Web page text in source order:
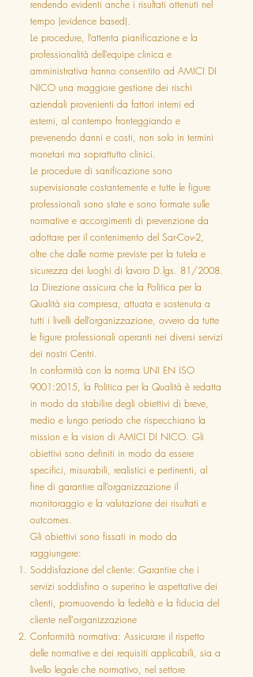
rendendo evidenti anche i risultati ottenuti nel
tempo (evidence based).
Le procedure, l’attenta pianificazione e la
professionalità dell’equipe clinica e
amministrativa hanno consentito ad AMICI DI
NICO una maggiore gestione dei rischi
aziendali provenienti da fattori interni ed
esterni, al contempo fronteggiando e
prevenendo danni e costi, non solo in termini
monetari ma soprattutto clinici.
Le procedure di sanificazione sono
supervisionate costantemente e tutte le figure
professionali sono state e sono formate sulle
normative e accorgimenti di prevenzione da
adottare per il contenimento del Sar-Cov-2,
oltre che dalle norme previste per la tutela e
sicurezza dei luoghi di lavoro D.lgs. 81/2008.
La Direzione assicura che la Politica per la
Qualità sia compresa, attuata e sostenuta a
tutti i livelli dell’organizzazione, ovvero da tutte
le figure professionali operanti nei diversi servizi
dei nostri Centri.
In conformità con la norma UNI EN ISO
9001:2015, la Politica per la Qualità è redatta
in modo da stabilire degli obiettivi di breve,
medio e lungo periodo che rispecchiano la
mission e la vision di AMICI DI NICO. Gli
obiettivi sono definiti in modo da essere
specifici, misurabili, realistici e pertinenti, al
fine di garantire all’organizzazione il
monitoraggio e la valutazione dei risultati e
outcomes.
Gli obiettivi sono fissati in modo da
raggiungere:
Soddisfazione del cliente: Garantire che i
servizi soddisfino o superino le aspettative dei
clienti, promuovendo la fedeltà e la fiducia del
cliente nell'organizzazione
Conformità normativa: Assicurare il rispetto
delle normative e dei requisiti applicabili, sia a
livello legale che normativo, nel settore